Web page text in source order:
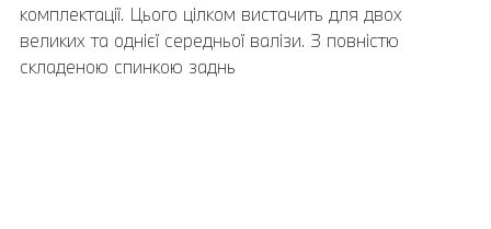
комплектації. Цього цілком вистачить для двох
великих та однієї середньої валізи. З повністю
складеною спинкою заднь